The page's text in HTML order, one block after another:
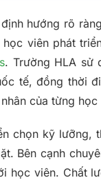
hướng rõ
viên phát
. Trường HLA sử
tế, đồng thời
của từng học
chọn kỹ lưỡng,
Bên cạnh
học viên. Chất